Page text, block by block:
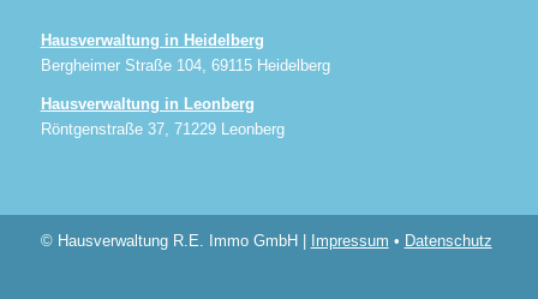
Hausverwaltung in Heidelberg
Bergheimer Straße 104, 69115 Heidelberg
Hausverwaltung in Leonberg
Röntgenstraße 37, 71229 Leonberg
© Hausverwaltung R.E. Immo GmbH | Impressum • Datenschutz